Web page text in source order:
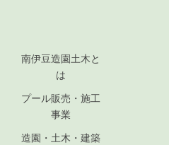
南伊豆造園土木と
は
プール販売・施工
事業
造園・土木・建築